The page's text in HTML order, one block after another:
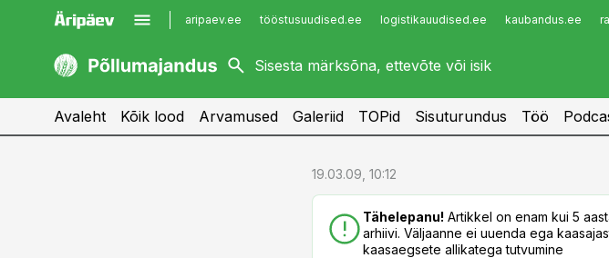
aripaev.ee tööstusuudised.ee logistikauudised.ee kaubandus.ee
kaubandus.ee
kinnisvarauudised.ee
imelineajalugu.ee
Infopank
Avaleht Kõik lood Arvamused Galeriid TOPid Sisuturundus Töö
19.03.09, 10:12
Tähelepanu! Artikkel on enam kui 5
arhiivi. Väljaanne ei uuenda ega
kaasaegsete allikatega tutvumine